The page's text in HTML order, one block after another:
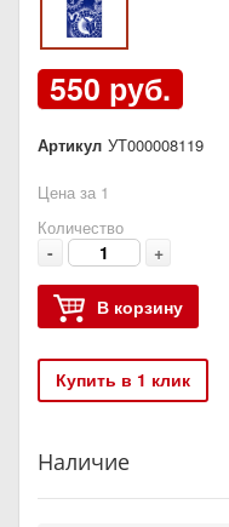
550 руб.
Артикул УТ000008119
Цена за 1
Количество
- +
В корзину
Купить в 1 клик
Наличие